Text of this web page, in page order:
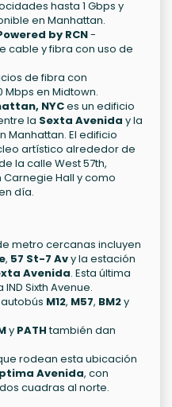
hasta 1 Gbps y
en Manhattan.
by RCN-
cable y fibra con uso de
de fibra con
en Midtown.
NYCes un edificio
la Sexta Avenida y la
Manhattan. El edificio
artístico alrededor de
la calle West 57th,
Hall y como
día.
metro cercanas incluyen
, 57 St-7 Avy la estación
Avenida. Esta última
Sixth Avenue.
M12, M57, BM2y
y PATHtambién dan
rodean esta ubicación
Avenida, con
cuadras al norte.